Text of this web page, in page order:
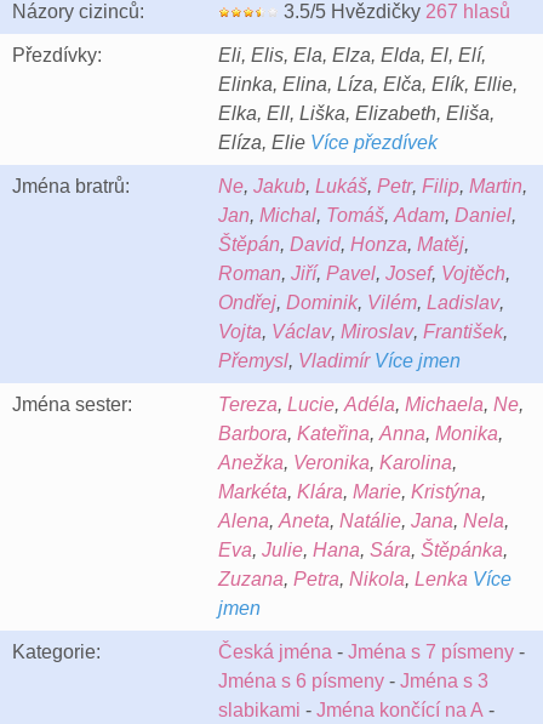
Názory cizinců: 3.5/5 Hvězdičky 267 hlasů
Přezdívky:
Eli, Elis, Ela, Elza, Elda, El, Elí,
Elinka, Elina, Líza, Elča, Elík, Ellie,
Elka, Ell, Liška, Elizabeth, Eliša,
Elíza, Elie Více přezdívek
Jména bratrů: Ne, Jakub, Lukáš, Petr, Filip, Martin,
Jan, Michal, Tomáš, Adam, Daniel,
Štěpán, David, Honza, Matěj,
Roman, Jiří, Pavel, Josef, Vojtěch,
Ondřej, Dominik, Vilém, Ladislav,
Vojta, Václav, Miroslav, František,
Přemysl, Vladimír Více jmen
Jména sester: Tereza, Lucie, Adéla, Michaela, Ne,
Barbora, Kateřina, Anna, Monika,
Anežka, Veronika, Karolina,
Markéta, Klára, Marie, Kristýna,
Alena, Aneta, Natálie, Jana, Nela,
Eva, Julie, Hana, Sára, Štěpánka,
Zuzana, Petra, Nikola, Lenka Více
jmen
Kategorie: Česká jména - Jména s 7 písmeny -
Jména s 6 písmeny - Jména s 3
slabikami - Jména končící na A -